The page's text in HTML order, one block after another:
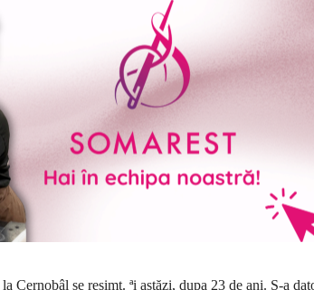
Cernobâl se resimt. ªi astăzi, dupa 23 de ani. S-a